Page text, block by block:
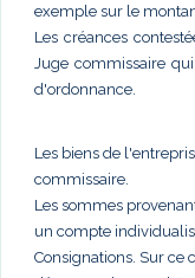
exemple sur le
Les créances
Juge commissaire
d'ordonnance.
Les biens de
commissaire.
Les sommes
un compte
Consignations. Sur ce